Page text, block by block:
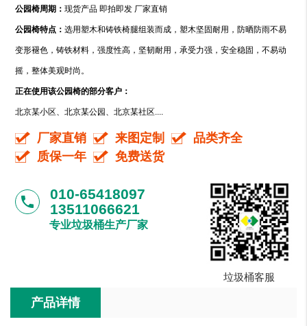
公园椅周期：现货产品 即拍即发 厂家直销
公园椅特点：选用塑木和铸铁椅腿组装而成，塑木坚固耐用，防晒防雨不易
变形褪色，铸铁材料，强度性高，坚韧耐用，承受力强，安全稳固，不易动
摇，整体美观时尚。
正在使用该公园椅的部分客户：
北京某小区、北京某公园、北京某社区....
厂家直销 来图定制
品类齐全
质保一年
免费送货
phone
010-65418097
13511066621
专业垃圾桶生产厂家
垃圾桶客服
产品详情